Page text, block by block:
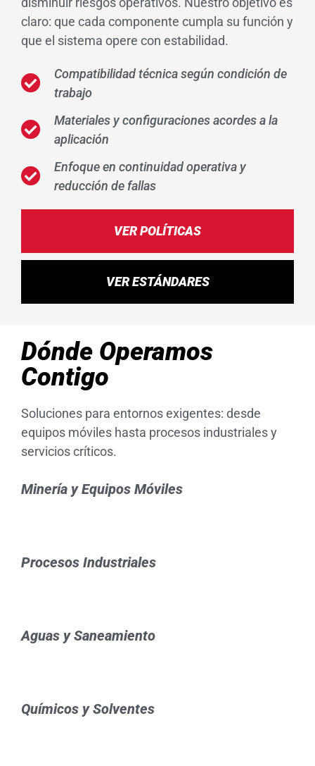
claro: que cada componente cumpla su función y
que el sistema opere con estabilidad.
Compatibilidad técnica según condición de
trabajo
Materiales y configuraciones acordes a la
aplicación
Enfoque en continuidad operativa y
reducción de fallas
VER POLÍTICAS
VER ESTÁNDARES
Dónde Operamos
Contigo
Soluciones para entornos exigentes: desde
equipos móviles hasta procesos industriales y
servicios críticos.
Minería y Equipos Móviles
Procesos Industriales
Aguas y Saneamiento
Químicos y Solventes